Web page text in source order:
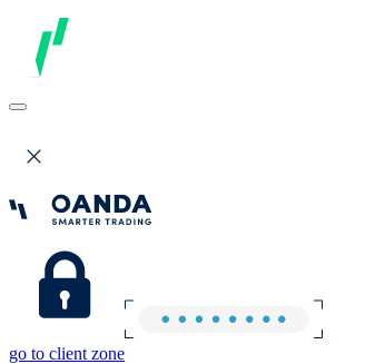
go to client zone